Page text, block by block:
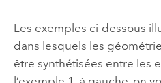
Les exemples ci-dessous
dans lesquels les
être synthétisées entre les